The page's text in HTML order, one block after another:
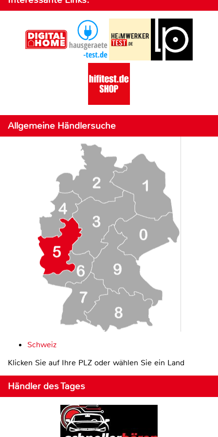
Allgemeine Händlersuche
Schweiz
Klicken Sie auf Ihre PLZ oder wählen Sie ein Land
Händler des Tages